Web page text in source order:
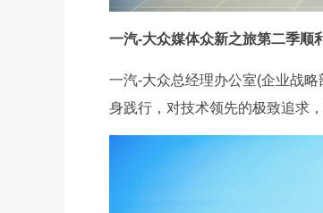
一汽-大众媒体众新之旅第二季顺
一汽-大众总经理办公室(企业战
身践行，对技术领先的极致追求